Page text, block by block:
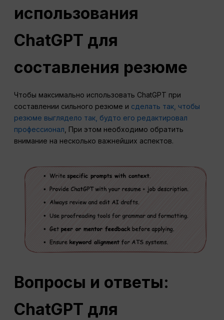
использования
ChatGPT для
составления резюме
Чтобы максимально использовать ChatGPT при
составлении сильного резюме и сделать так, чтобы
резюме выглядело так, будто его редактировал
профессионал , При этом необходимо обратить
внимание на несколько важнейших аспектов.
Вопросы и ответы:
ChatGPT для